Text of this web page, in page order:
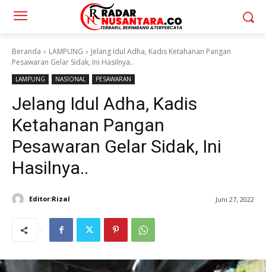
Beranda LAMPUNG
Jelang Idul Adha, Kadis Ketahanan Pangan
Pesawaran Gelar Sidak, Ini Hasilnya..
LAMPUNG NASIONAL PESAWARAN
Jelang Idul Adha, Kadis
Ketahanan Pangan
Pesawaran Gelar Sidak, Ini
Hasilnya..
Editor:Rizal Juni 27, 2022